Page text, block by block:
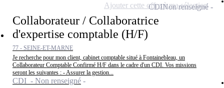
Collaborateur / Collaboratrice
d'expertise comptable (H/F)
77 - SEINE-ET-MARNE
Je recherche pour mon client, cabinet comptable situé à Fontainebleau, un
Collaborateur Comptable Confirmé H/F dans le cadre d'un CDI. Vos missions
seront les suivantes : - Assurer la gestion...
CDI - Non renseigné
CDINon renseigné
Ajouter cette offre à ma sélection